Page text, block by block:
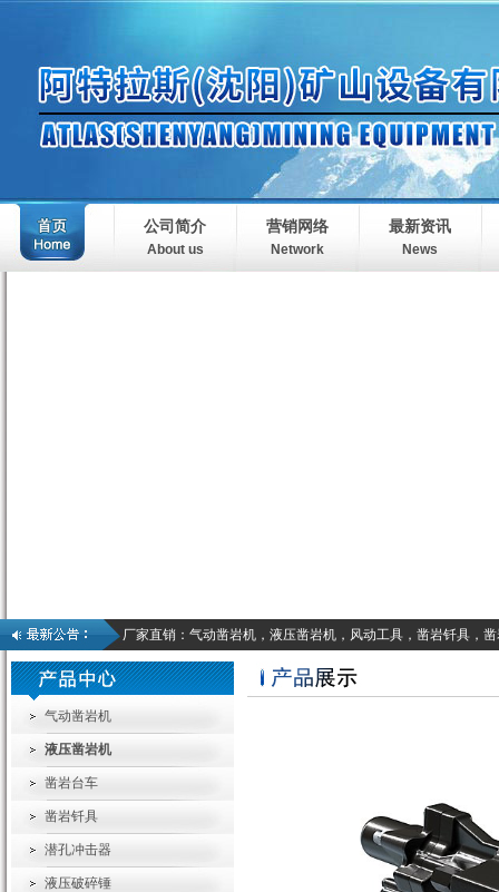
公司简介
About us
营销网络
Network
最新资讯
News
厂家直销：气动凿岩机，液压凿岩机，风动工具，凿岩钎具，
气动凿岩机
液压凿岩机
凿岩台车
凿岩钎具
潜孔冲击器
液压破碎锤